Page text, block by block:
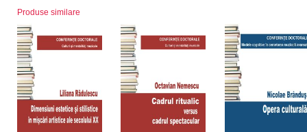
Produse similare